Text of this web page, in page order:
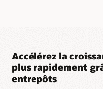
Accélérez la
plus rapidement
entrepôts